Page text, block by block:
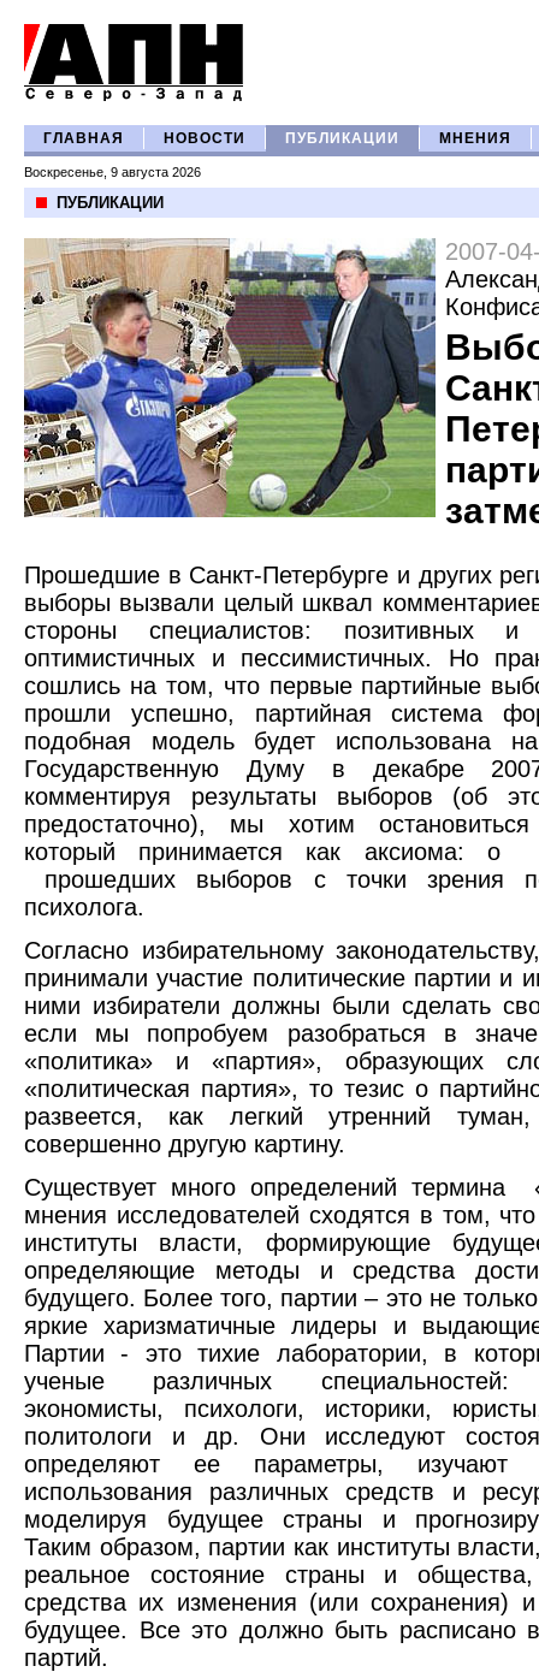
ГЛАВНАЯ НОВОСТИ ПУБЛИКАЦИИ МНЕНИЯ
Воскресенье, 9 августа 2026
ПУБЛИКАЦИИ
2007-
Прошедшие в Санкт-Петербурге и других
выборы вызвали целый шквал
стороны специалистов: позитивных и
оптимистичных и пессимистичных. Но
сошлись на том, что первые партийные
прошли успешно, партийная система
подобная модель будет использована
Государственную Думу в декабре
комментируя результаты выборов (об
предостаточно), мы хотим
который принимается как аксиома: о
прошедших выборов с точки зрения
психолога.
Согласно избирательному
принимали участие политические партии и
ними избиратели должны были сделать
если мы попробуем разобраться в
«политика» и «партия», образующих
«политическая партия», то тезис о
развеется, как легкий утренний туман,
совершенно другую картину.
Существует много определений термина
мнения исследователей сходятся в том,
институты власти, формирующие
определяющие методы и средства
будущего. Более того, партии – это не
яркие харизматичные лидеры и
Партии - это тихие лаборатории, в
ученые различных
экономисты, психологи, историки,
политологи и др. Они исследуют
определяют ее параметры, изучают
использования различных средств и
моделируя будущее страны и
Таким образом, партии как институты
реальное состояние страны и
средства их изменения (или сохранения)
будущее. Все это должно быть расписано
партий.